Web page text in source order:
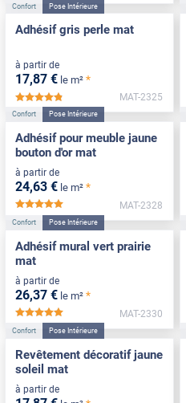
Confort Pose Intérieure
Adhésif gris perle mat
à partir de
17,87 € le m² *
*****
MAT-2325
Confort Pose Intérieure
Adhésif pour meuble jaune
bouton d'or mat
à partir de
24,63 € le m² *
MAT-2328
Confort Pose Intérieure
Adhésif mural vert prairie
mat
à partir de
26,37 € le m² *
*****
MAT-2330
Confort Pose Intérieure
Revêtement décoratif jaune
soleil mat
à partir de